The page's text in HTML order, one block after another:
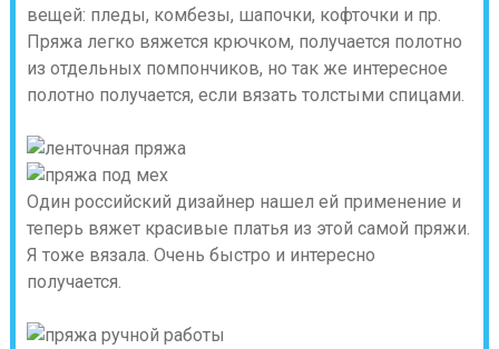
вещей: пледы, комбезы, шапочки, кофточки и пр.
Пряжа легко вяжется крючком, получается полотно
из отдельных помпончиков, но так же интересное
полотно получается, если вязать толстыми спицами.
Один российский дизайнер нашел ей применение и
теперь вяжет красивые платья из этой самой пряжи.
Я тоже вязала. Очень быстро и интересно
получается.